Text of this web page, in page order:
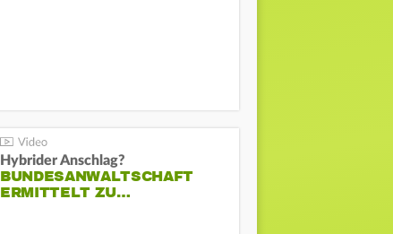
Hybrider Anschlag?
BUNDESANWALTSCHAFT
ERMITTELT ZU…